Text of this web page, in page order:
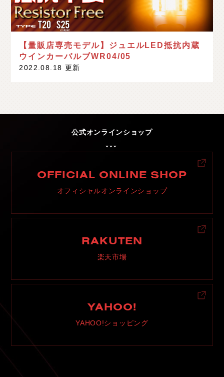
【量販店専売モデル】ジュエルLED抵抗内蔵
ウインカーバルブWR04/05
2022.08.18 更新
公式オンラインショップ
OFFICIAL ONLINE SHOP
オフィシャルオンラインショップ
RAKUTEN
楽天市場
YAHOO!
YAHOO!ショッピング